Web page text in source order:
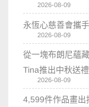
2026-08-09
永恆心慈善會攜
2026-08-09
從一塊布朗尼蘊
Tina推出中秋送
2026-08-09
4,599件作品畫出